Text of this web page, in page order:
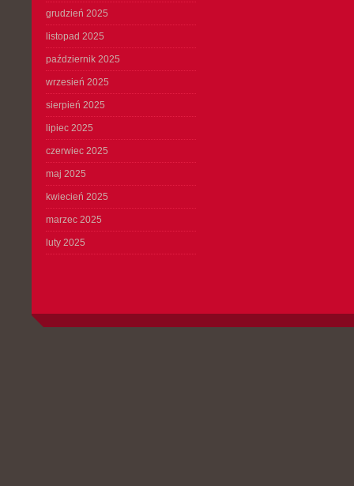
grudzień 2025
listopad 2025
październik 2025
wrzesień 2025
sierpień 2025
lipiec 2025
czerwiec 2025
maj 2025
kwiecień 2025
marzec 2025
luty 2025